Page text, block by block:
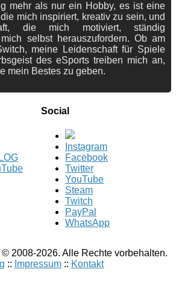
mehr als nur ein Hobby, es ist eine
mich inspiriert, kreativ zu sein, und
die mich motiviert, ständig
selbst herauszufordern. Ob am
meine Leidenschaft für Spiele
des eSports treiben mich an,
mein Bestes zu geben.
Social
Instagram
Facebook
Twitter
YouTube
Steam
Twitch
PayPal
WhatsApp
2008-2026. Alle Rechte vorbehalten.
:: Impressum :: Kontakt